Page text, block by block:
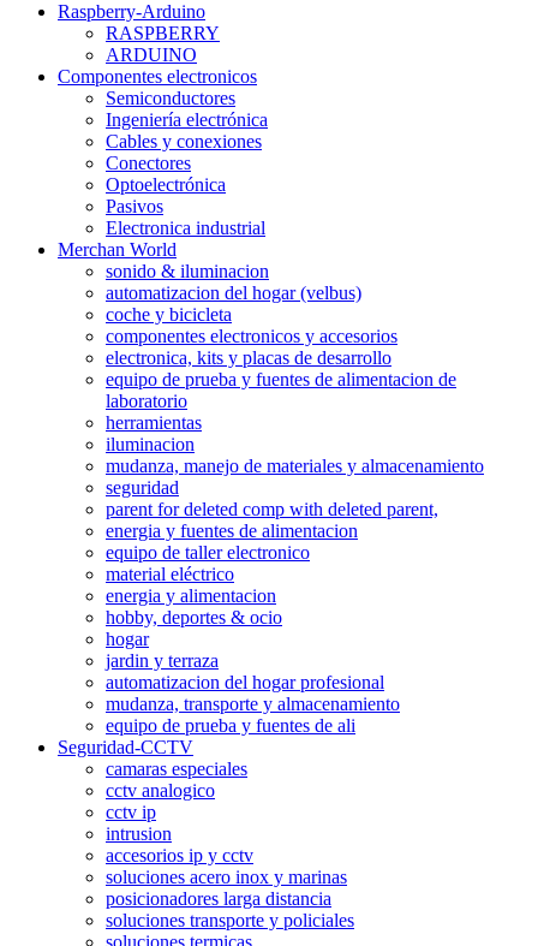
Raspberry-Arduino
RASPBERRY
ARDUINO
Componentes electronicos
Semiconductores
Ingeniería electrónica
Cables y conexiones
Conectores
Optoelectrónica
Pasivos
Electronica industrial
Merchan World
sonido & iluminacion
automatizacion del hogar (velbus)
coche y bicicleta
componentes electronicos y accesorios
electronica, kits y placas de desarrollo
equipo de prueba y fuentes de alimentacion de
laboratorio
herramientas
iluminacion
mudanza, manejo de materiales y almacenamiento
seguridad
parent for deleted comp with deleted parent,
energia y fuentes de alimentacion
equipo de taller electronico
material eléctrico
energia y alimentacion
hobby, deportes & ocio
hogar
jardin y terraza
automatizacion del hogar profesional
mudanza, transporte y almacenamiento
equipo de prueba y fuentes de ali
Seguridad-CCTV
camaras especiales
cctv analogico
cctv ip
intrusion
accesorios ip y cctv
soluciones acero inox y marinas
posicionadores larga distancia
soluciones transporte y policiales
soluciones termicas